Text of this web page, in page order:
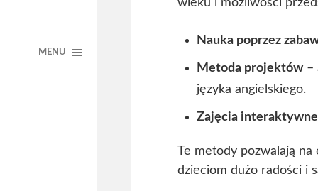
MENU
wieku i możliwości
Nauka poprzez
Metoda projektów–
języka angielskiego.
Zajęcia interaktywne
Te metody pozwalają
dzieciom dużo radości i